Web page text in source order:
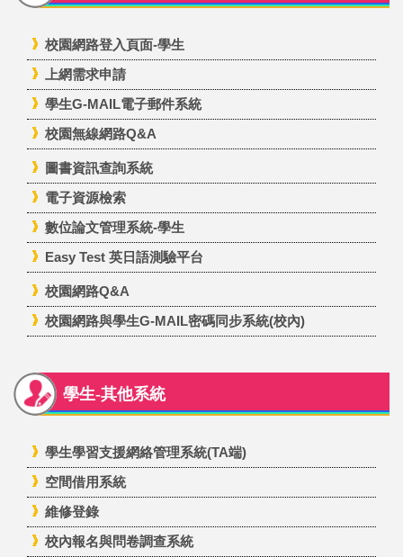
校園網路登入頁面-學生
上網需求申請
學生G-MAIL電子郵件系統
校園無線網路Q&A
圖書資訊查詢系統
電子資源檢索
數位論文管理系統-學生
Easy Test 英日語測驗平台
校園網路Q&A
校園網路與學生G-MAIL密碼同步系統(校內)
學生-其他系統
學生學習支援網絡管理系統(TA端)
空間借用系統
維修登錄
校內報名與問卷調查系統